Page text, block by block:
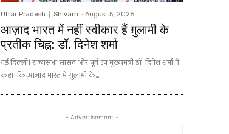
Uttar Pradesh Shivam - August 5, 2026
आज़ाद भारत में नहीं स्वीकार हैं ग़ुलामी के
प्रतीक चिह्न: डॉ. दिनेश शर्मा
नई दिल्ली। राज्यसभा सांसद और पूर्व उप मुख्यमंत्री डॉ. दिनेश शर्मा ने
कहा कि आजाद भारत में गुलामी के...
- Advertisement -